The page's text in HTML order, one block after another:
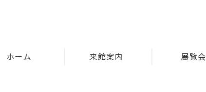
ホーム 来館案内 展覧会